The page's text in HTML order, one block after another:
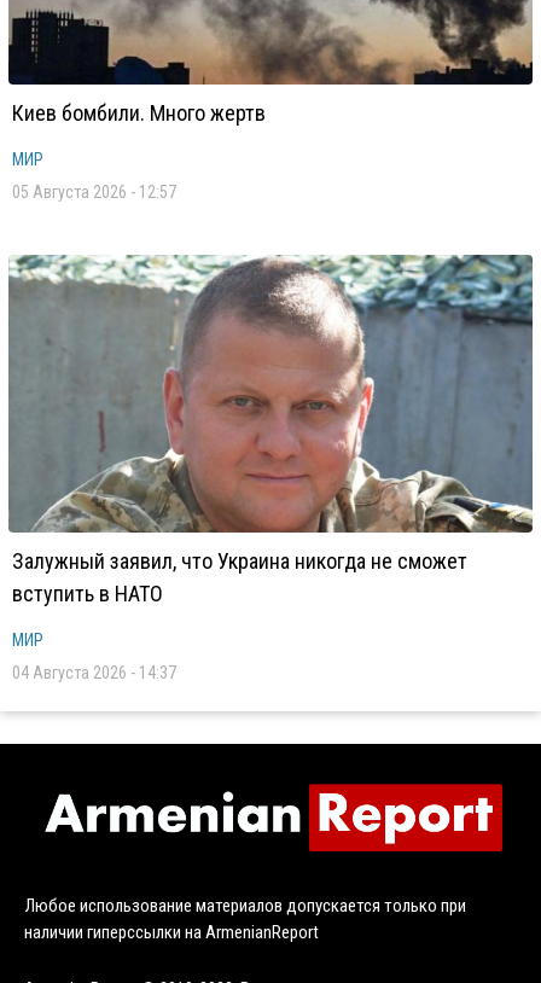
Киев бомбили. Много жертв
МИР
05 Августа 2026 - 12:57
Залужный заявил, что Украина никогда не сможет
вступить в НАТО
МИР
04 Августа 2026 - 14:37
Любое использование материалов допускается только при
наличии гиперссылки на ArmenianReport